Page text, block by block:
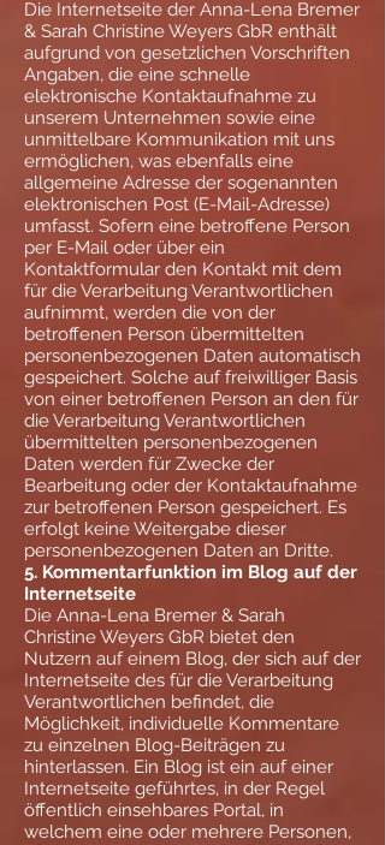
Die Internetseite der Anna-Lena Bremer
& Sarah Christine Weyers GbR enthält
aufgrund von gesetzlichen Vorschriften
Angaben, die eine schnelle
elektronische Kontaktaufnahme zu
unserem Unternehmen sowie eine
unmittelbare Kommunikation mit uns
ermöglichen, was ebenfalls eine
allgemeine Adresse der sogenannten
elektronischen Post (E-Mail-Adresse)
umfasst. Sofern eine betroffene Person
per E-Mail oder über ein
Kontaktformular den Kontakt mit dem
für die Verarbeitung Verantwortlichen
aufnimmt, werden die von der
betroffenen Person übermittelten
personenbezogenen Daten automatisch
gespeichert. Solche auf freiwilliger Basis
von einer betroffenen Person an den für
die Verarbeitung Verantwortlichen
übermittelten personenbezogenen
Daten werden für Zwecke der
Bearbeitung oder der Kontaktaufnahme
zur betroffenen Person gespeichert. Es
erfolgt keine Weitergabe dieser
personenbezogenen Daten an Dritte.
5. Kommentarfunktion im Blog auf der
Internetseite
Die Anna-Lena Bremer & Sarah
Christine Weyers GbR bietet den
Nutzern auf einem Blog, der sich auf der
Internetseite des für die Verarbeitung
Verantwortlichen befindet, die
Möglichkeit, individuelle Kommentare
zu einzelnen Blog-Beiträgen zu
hinterlassen. Ein Blog ist ein auf einer
Internetseite geführtes, in der Regel
öffentlich einsehbares Portal, in
welchem eine oder mehrere Personen,